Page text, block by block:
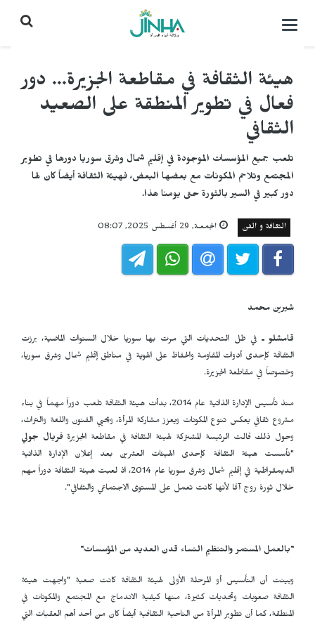
التحكم
هيئة الثقافة في مقاطعة الجزيرة... دور
فعال في تطوير المنطقة على الصعيد
الثقافي
تلعب جميع المؤسسات الموجودة في إقليم شمال وشرق سوريا دورها في تطوير
المجتمع وتلاحم المكونات مع بعضها البعض، فهيئة الثقافة أيضاً كان لها
دور كبير في السير بالثورة حتى يومنا هذا.
الثقافة و الفن الجمعـة, 29 أغسطس 2025, 08:07
شيرين محمد
قامشلو ـ في ظل التحديات التي مرت بها سوريا خلال السنوات الماضية، برزت
الثقافة كإحدى أدوات المقاومة والحفاظ على الهوية في مناطق إقليم شمال وشرق سوريا،
وخصوصاً في مقاطعة الجزيرة.
منذ تأسيس الإدارة الذاتية عام 2014، بدأت هيئة الثقافة تلعب دوراً مهماً في بناء
مشروع ثقافي يعكس تنوع المكونات ويعزز مشاركة المرأة، ويحيي الفنون واللغة والتراث،
وحول ذلك قالت الرئيسة المشتركة لهيئة الثقافة في مقاطعة الجزيرة فريال جولي
"تأسست هيئة الثقافة كإحدى الهيئات العشرين بعد إعلان الإدارة الذاتية
الديمقراطية في إقليم شمال وشرق سوريا عام 2014، اذ لعبت هيئة الثقافة دوراً مهم
خلال ثورة روج آفا لأنها كانت تعمل على المستوى الاجتماعي والثقافي".
"بالعمل المستمر والتنظيم النساء قدن العديد من المؤسسات"
وبينت أن التأسيس أو المرحلة الأولى لهيئة الثقافة كانت صعبة "واجهت هيئة
الثقافة صعوبات وتحديات كثيرة، منها كيفية الاندماج مع المجتمع والمكونات في
المنطقة، كما أن تطوير المرأة من الناحية الثقافية أيضاً كان من أحد أهم العقبات التي